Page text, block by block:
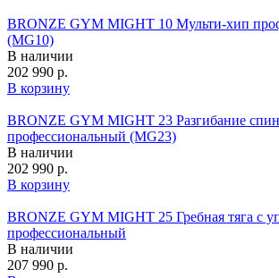
BRONZE GYM MIGHT 10 Мульти-хип
(MG10)
В наличии
202 990 р.
В корзину
BRONZE GYM MIGHT 23 Разгибание
профессиональный (MG23)
В наличии
202 990 р.
В корзину
BRONZE GYM MIGHT 25 Гребная тяга с
профессиональный
В наличии
207 990 р.